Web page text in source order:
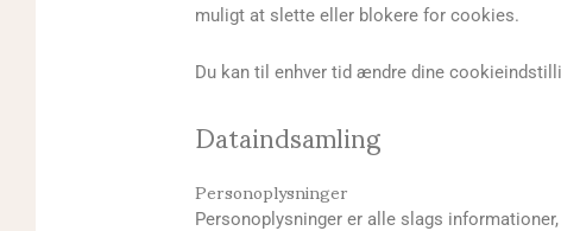
muligt at slette eller blokere for cookies.
Du kan til enhver tid ændre dine
Dataindsamling
Personoplysninger
Personoplysninger er alle slags